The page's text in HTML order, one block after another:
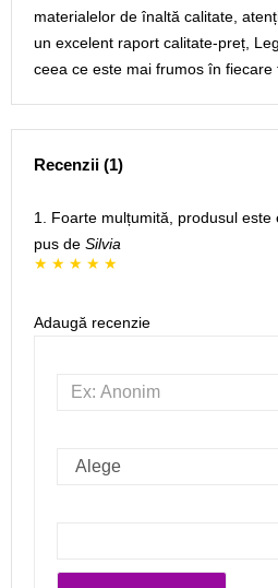
materialelor de înaltă calitate,
un excelent raport calitate-preț,
ceea ce este mai frumos în fiecare
Recenzii (1)
1. Foarte mulțumită, produsul este
pus de Silvia
Adaugă recenzie